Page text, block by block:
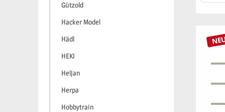
Gützold
Hacker Model
Hädl
HEKI
Heljan
Herpa
Hobbytrain